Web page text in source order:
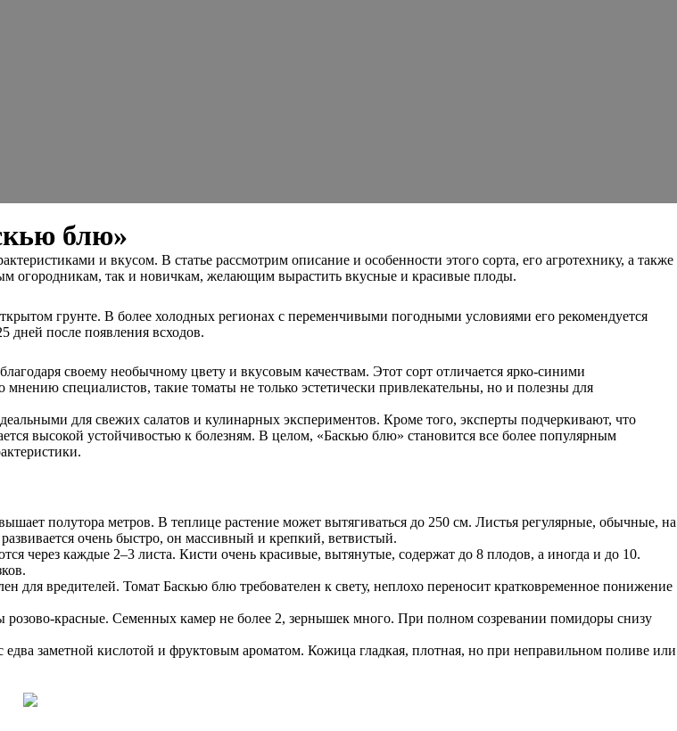
блю»
и вкусом. В статье рассмотрим описание и особенности этого сорта, его агротехнику, а также
огородникам, так и новичкам, желающим вырастить вкусные и красивые плоды.
грунте. В более холодных регионах с переменчивыми погодными условиями его рекомендуется
дней после появления всходов.
своему необычному цвету и вкусовым качествам. Этот сорт отличается ярко-синими
специалистов, такие томаты не только эстетически привлекательны, но и полезны для
для свежих салатов и кулинарных экспериментов. Кроме того, эксперты подчеркивают, что
высокой устойчивостью к болезням. В целом, «Баскью блю» становится все более популярным
полутора метров. В теплице растение может вытягиваться до 250 см. Листья регулярные, обычные, на
очень быстро, он массивный и крепкий, ветвистый.
через каждые 2–3 листа. Кисти очень красивые, вытянутые, содержат до 8 плодов, а иногда и до 10.
для вредителей. Томат Баскью блю требователен к свету, неплохо переносит кратковременное понижение
красные. Семенных камер не более 2, зернышек много. При полном созревании помидоры снизу
заметной кислотой и фруктовым ароматом. Кожица гладкая, плотная, но при неправильном поливе или